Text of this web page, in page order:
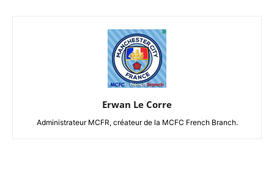
Erwan Le Corre
Administrateur MCFR, créateur de la MCFC French Branch.